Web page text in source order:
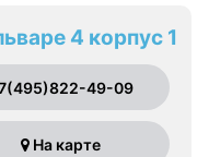
4 корпус 1
49-09
На карте